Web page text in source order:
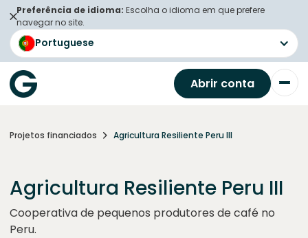
Preferência de idioma: Escolha o idioma em que prefere
navegar no site.
Portuguese
Abrir conta
Projetos financiados Agricultura Resiliente Peru III
Agricultura Resiliente Peru III
Cooperativa de pequenos produtores de café no
Peru.